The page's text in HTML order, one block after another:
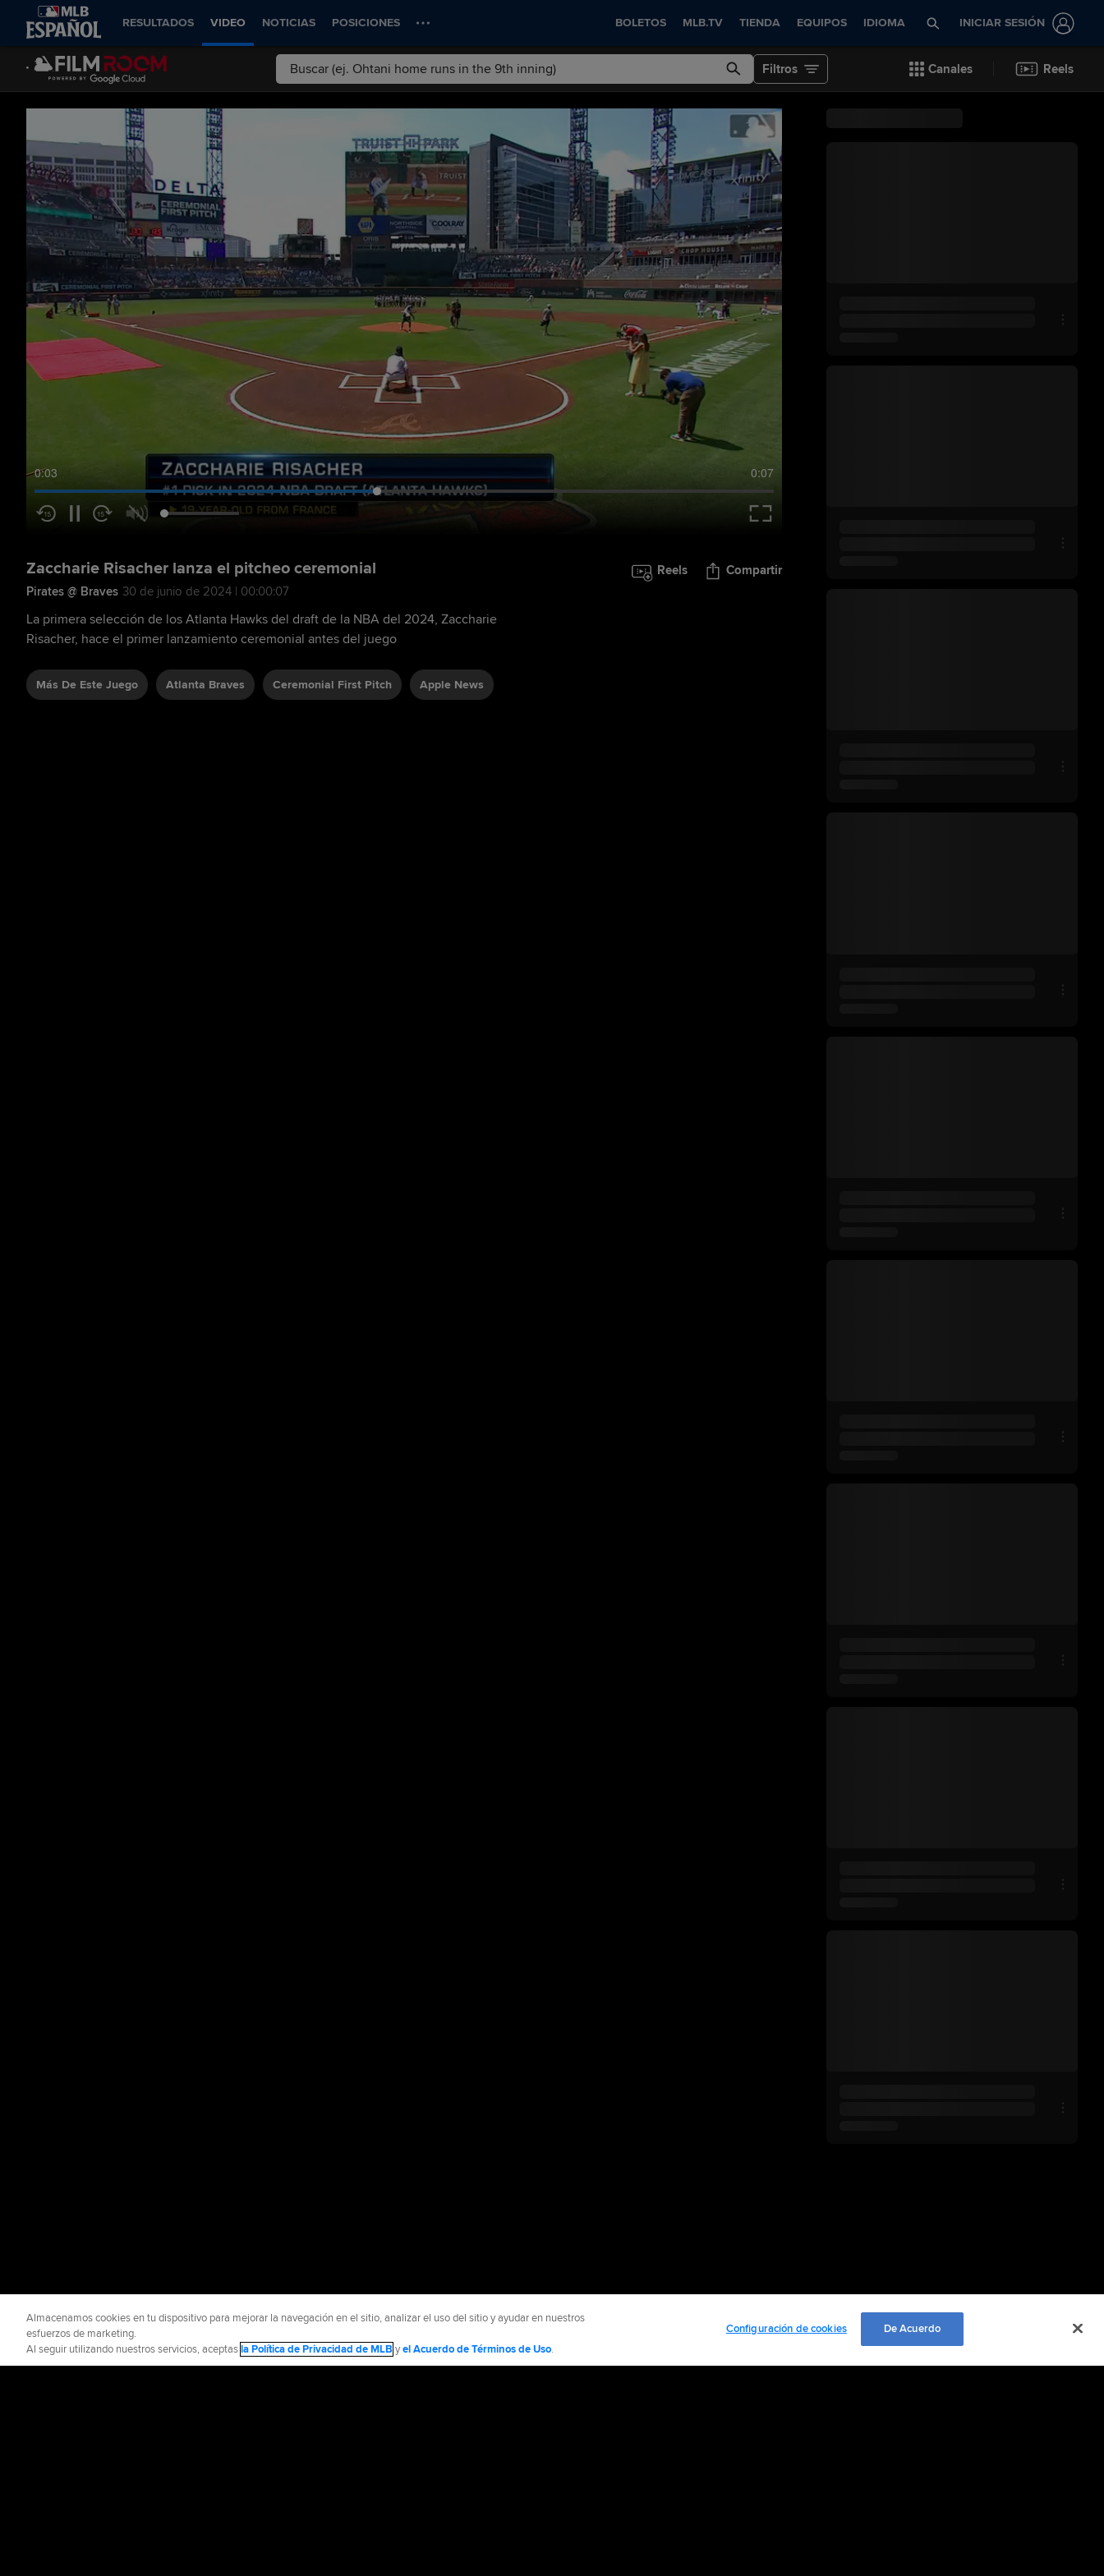
RESULTADOS VIDEO NOTICIAS POSICIONES BOLETOS MLB.TV TIENDA EQUIPOS IDIOMA INICIAR SESIÓN
Filtros Canales Reels
0:04 0:07
Zaccharie Risacher lanza el pitcheo ceremonial
Pirates @ Braves 30 de junio de 2024 | 00:00:07
Reels Compartir
La primera selección de los Atlanta Hawks del draft de la NBA del 2024, Zaccharie
Risacher, hace el primer lanzamiento ceremonial antes del juego
Más De Este Juego Atlanta Braves Ceremonial First Pitch Apple News
Almacenamos cookies en tu dispositivo para mejorar la navegación en el sitio, analizar el uso del sitio y ayudar en nuestros
esfuerzos de marketing.
Al seguir utilizando nuestros servicios, aceptasla Política de Privacidad de MLB yel Acuerdo de Términos de Uso.
Configuración de cookies De Acuerdo